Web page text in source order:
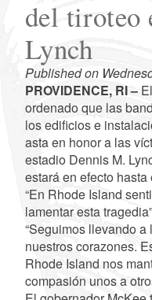
del tiroteo
Lynch
Published on
PROVIDENCE, RI –
ordenado que las
los edificios e
asta en honor a las
estadio Dennis M.
estará en efecto
“En Rhode Island
lamentar esta
“Seguimos llevando
nuestros corazones.
Rhode Island nos
compasión unos a